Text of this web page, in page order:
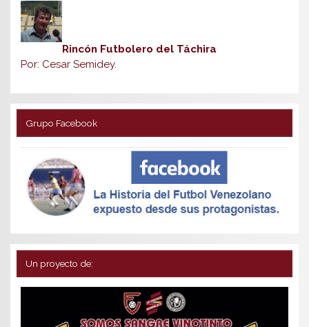
Rincón Futbolero del Táchira
Por: Cesar Semidey.
Grupo Facebook
Un proyecto de: